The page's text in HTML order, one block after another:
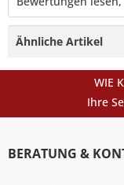
Ähnliche Artikel
WIE
Ihre
BERATUNG &